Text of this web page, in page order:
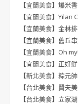
【宜蘭美食】爆米香
【宜蘭美食】Yilan
【宜蘭美食】金林
【宜蘭美食】舊丘
【宜蘭美食】Oh
【宜蘭美食】正好
【新北美食】粽元
【台北美食】賢夫
【台北美食】立家